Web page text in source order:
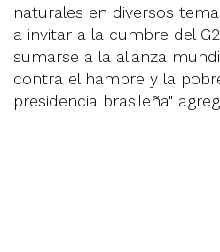
naturales en diversos
a invitar a la cumbre del
sumarse a la alianza
contra el hambre y la
presidencia brasileña"